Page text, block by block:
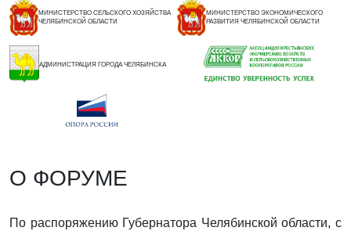
МИНИСТЕРСТВО СЕЛЬСКОГО ХОЗЯЙСТВА
ЧЕЛЯБИНСКОЙ ОБЛАСТИ
МИНИСТЕРСТВО ЭКОНОМИЧЕСКОГО
РАЗВИТИЯ ЧЕЛЯБИНСКОЙ ОБЛАСТИ
АДМИНИСТРАЦИЯ ГОРОДА ЧЕЛЯБИНСКА
О ФОРУМЕ
По распоряжению Губернатора Челябинской области, с